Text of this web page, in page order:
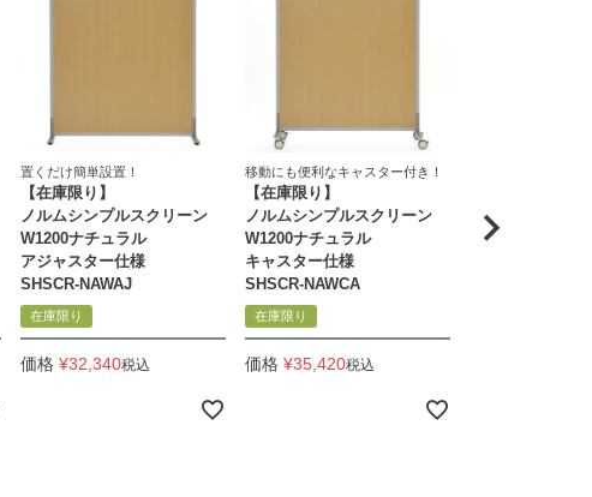
置くだけ簡単設置！
【在庫限り】
ノルムシンプルスクリーン
W1200ナチュラル
アジャスター仕様
SHSCR-NAWAJ
在庫限り
価格 ¥32,340税込
移動にも便利なキャスター付き！
【在庫限り】
ノルムシンプルスクリーン
W1200ナチュラル
キャスター仕様
SHSCR-NAWCA
在庫限り
価格 ¥35,420税込
シンプルスクリ
W800xH1200ブ